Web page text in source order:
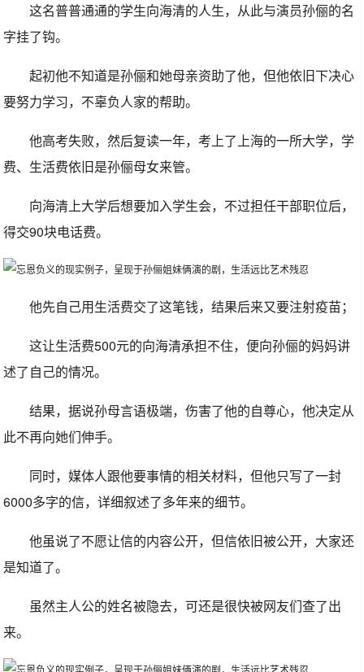
这名普普通通的学生向海清的人生，从此与演员孙俪的名
字挂了钩。
起初他不知道是孙俪和她母亲资助了他，但他依旧下决心
要努力学习，不辜负人家的帮助。
他高考失败，然后复读一年，考上了上海的一所大学，学
费、生活费依旧是孙俪母女来管。
向海清上大学后想要加入学生会，不过担任干部职位后，
得交90块电话费。
他先自己用生活费交了这笔钱，结果后来又要注射疫苗；
这让生活费500元的向海清承担不住，便向孙俪的妈妈讲
述了自己的情况。
结果，据说孙母言语极端，伤害了他的自尊心，他决定从
此不再向她们伸手。
同时，媒体人跟他要事情的相关材料，但他只写了一封
6000多字的信，详细叙述了多年来的细节。
他虽说了不愿让信的内容公开，但信依旧被公开，大家还
是知道了。
虽然主人公的姓名被隐去，可还是很快被网友们查了出
来。